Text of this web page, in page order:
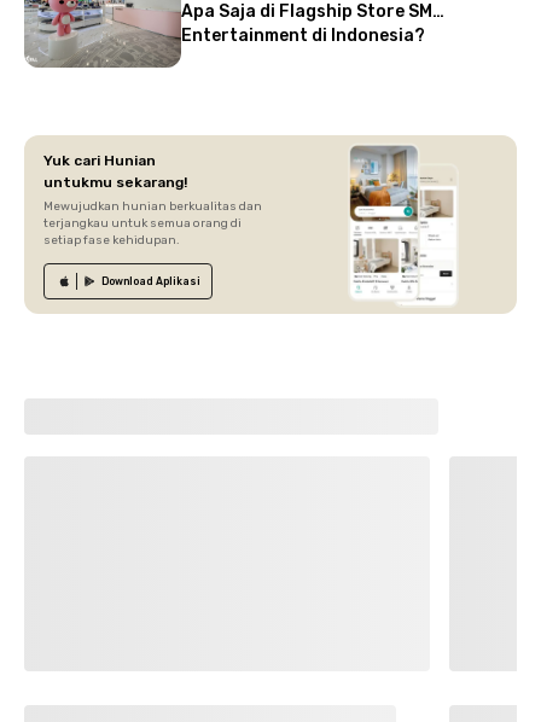
Apa Saja di Flagship Store SM
Entertainment di Indonesia?
Yuk cari Hunian
untukmu sekarang!
Mewujudkan hunian berkualitas dan
terjangkau untuk semua orang di
setiap fase kehidupan.
Download Aplikasi